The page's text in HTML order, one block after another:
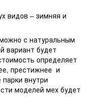
видов – зимняя и
с натуральным
вариант будет
определяет
престижнее и
внутри
моделей мех будет